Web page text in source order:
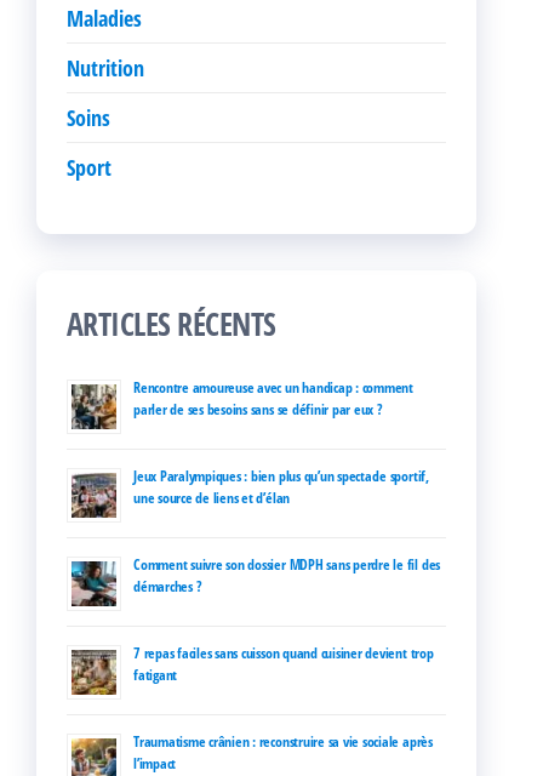
Maladies
Nutrition
Soins
Sport
ARTICLES RÉCENTS
Rencontre amoureuse avec un handicap : comment
parler de ses besoins sans se définir par eux ?
Jeux Paralympiques : bien plus qu’un spectacle sportif,
une source de liens et d’élan
Comment suivre son dossier MDPH sans perdre le fil des
démarches ?
7 repas faciles sans cuisson quand cuisiner devient trop
fatigant
Traumatisme crânien : reconstruire sa vie sociale après
l’impact